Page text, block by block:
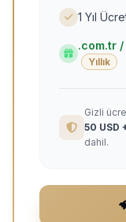
1 Yıl
.com.tr /
Yıllık
Gizli
50 USD
dahil.